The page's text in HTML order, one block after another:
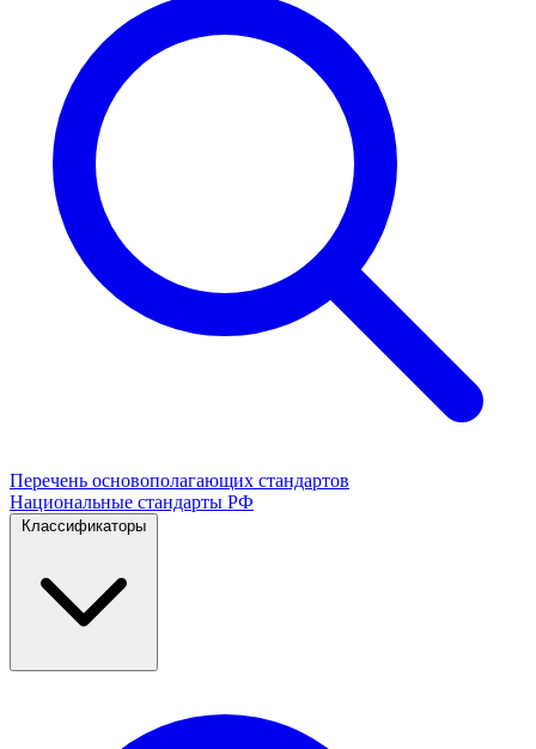
Перечень основополагающих стандартов
Национальные стандарты РФ
Классификаторы